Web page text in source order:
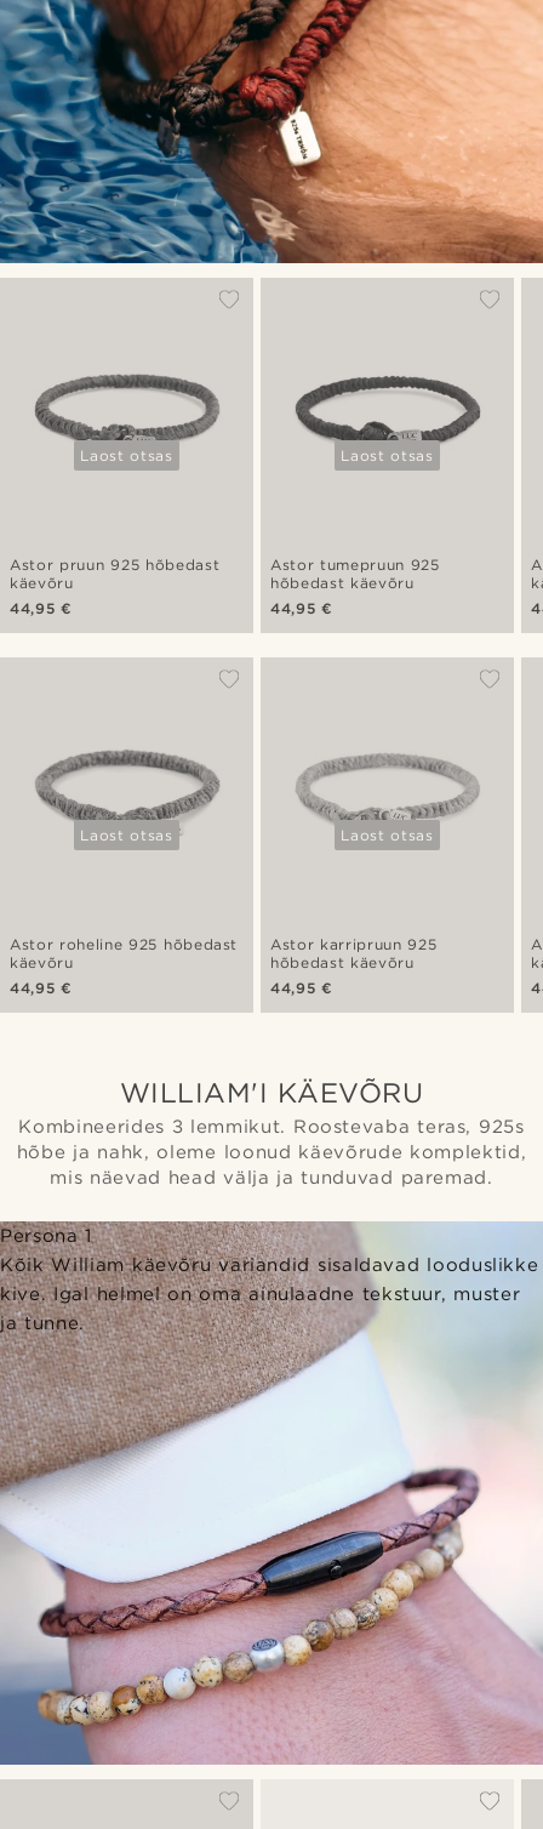
Laost otsas
Astor pruun 925 hõbedast
käevõru
44,95 €
Laost otsas
Astor tumepruun 925
hõbedast käevõru
44,95 €
Laost otsas
Astor roheline 925 hõbedast
käevõru
44,95 €
Laost otsas
Astor karripruun 925
hõbedast käevõru
44,95 €
WILLIAM'I KÄEVÕRU
Kombineerides 3 lemmikut. Roostevaba teras, 925s
hõbe ja nahk, oleme loonud käevõrude komplektid,
mis näevad head välja ja tunduvad paremad.
Persona 1
Kõik William käevõru variandid sisaldavad looduslikke
kive. Igal helmel on oma ainulaadne tekstuur, muster
ja tunne.